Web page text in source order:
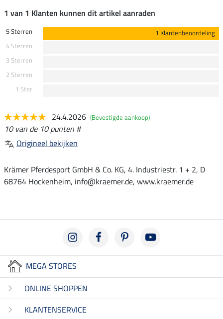
1 van 1 Klanten kunnen dit artikel aanraden
5 Sterren
1 Klantenbeoordeling
4 Sterren
3 Sterren
2 Sterren
1 Ster
24.4.2026 (Bevestigde aankoop)
10 van de 10 punten #
Origineel bekijken
Krämer Pferdesport GmbH & Co. KG, 4. Industriestr. 1 + 2, D
68764 Hockenheim, info@kraemer.de, www.kraemer.de
MEGA STORES
ONLINE SHOPPEN
KLANTENSERVICE